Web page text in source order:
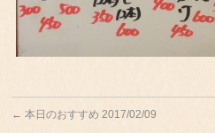
← 本日のおすすめ 2017/02/09